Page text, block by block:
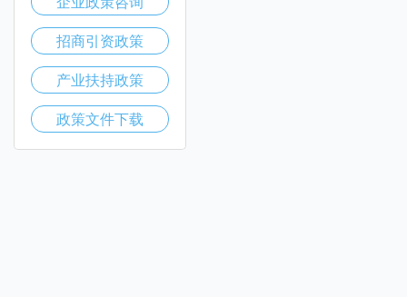
招商引资政策
产业扶持政策
政策文件下载